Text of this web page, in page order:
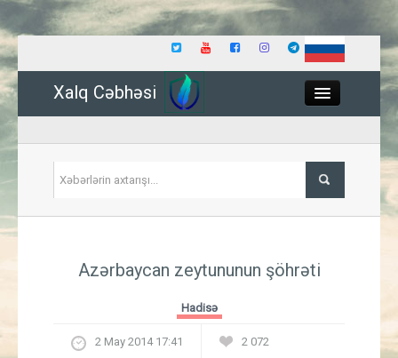
Xalq Cəbhəsi
İqtisadiyyat
Azərbaycan zeytununun şöhrəti
Hadisə
2 May 2014 17:41 2 072